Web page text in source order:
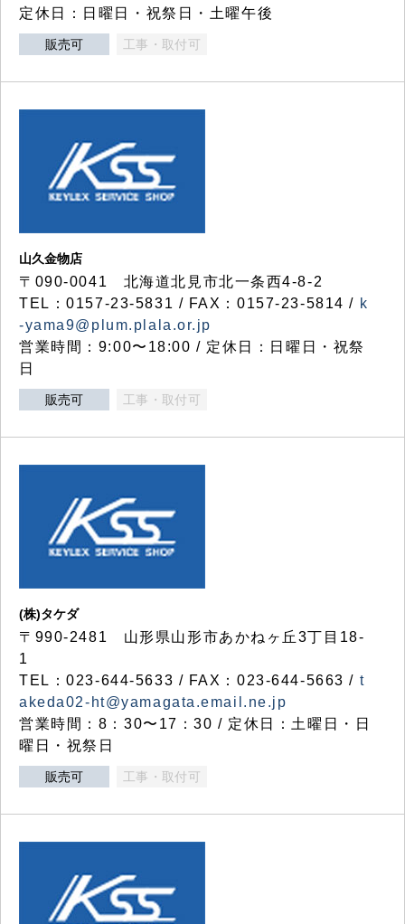
定休日：日曜日・祝祭日・土曜午後
販売可 工事・取付可
山久金物店
〒090-0041 北海道北見市北一条西4-8-2
TEL：0157-23-5831 / FAX：0157-23-5814 / k
-yama9@plum.plala.or.jp
営業時間：9:00〜18:00 / 定休日：日曜日・祝祭
日
販売可 工事・取付可
(株)タケダ
〒990-2481 山形県山形市あかねヶ丘3丁目18-
1
TEL：023-644-5633 / FAX：023-644-5663 / t
akeda02-ht@yamagata.email.ne.jp
営業時間：8：30〜17：30 / 定休日：土曜日・日
曜日・祝祭日
販売可 工事・取付可